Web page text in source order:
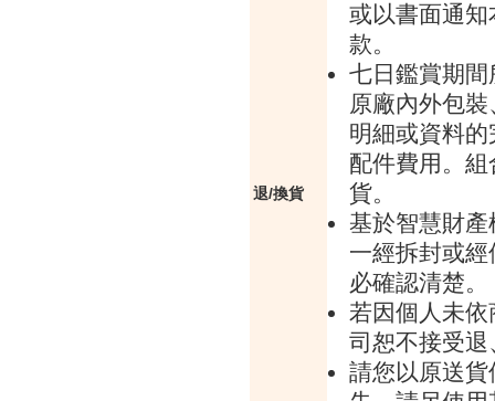
退/換貨
或以書面通
款。
七日鑑賞期
原廠內外包
明細或資料
配件費用。
貨。
基於智慧財
一經拆封或
必確認清楚。
若因個人未
司恕不接受
請您以原送